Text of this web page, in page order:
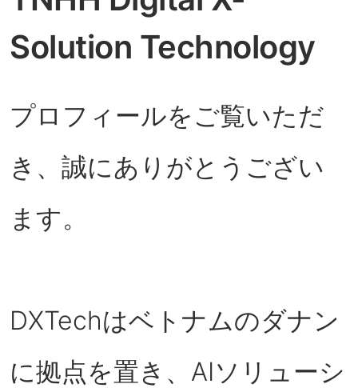
Solution Technology
プロフィールをご覧いただ
き、誠にありがとうござい
ます。
DXTechはベトナムのダナン
に拠点を置き、AIソリューシ